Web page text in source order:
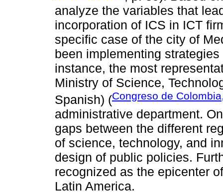
analyze the variables that
incorporation of ICS in ICT
specific case of the city of
been implementing
instance, the most
Ministry of Science,
Spanish) (Congreso de
administrative department.
gaps between the different
of science, technology, and
design of public policies.
recognized as the epicenter
Latin America.